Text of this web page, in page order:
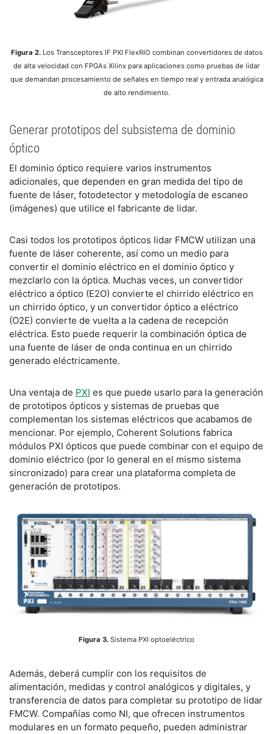
Figura 2.Los Transceptores IF PXI FlexRIO combinan convertidores de datos
de alta velocidad con FPGAs Xilinx para aplicaciones como pruebas de lidar
que demandan procesamiento de señales en tiempo real y entrada analógica
de alto rendimiento.
Generar prototipos del subsistema de dominio
óptico
El dominio óptico requiere varios instrumentos
adicionales, que dependen en gran medida del tipo de
fuente de láser, fotodetector y metodología de escaneo
(imágenes) que utilice el fabricante de lidar.
Casi todos los prototipos ópticos lidar FMCW utilizan una
fuente de láser coherente, así como un medio para
convertir el dominio eléctrico en el dominio óptico y
mezclarlo con la óptica. Muchas veces, un convertidor
eléctrico a óptico (E2O) convierte el chirrido eléctrico en
un chirrido óptico, y un convertidor óptico a eléctrico
(O2E) convierte de vuelta a la cadena de recepción
eléctrica. Esto puede requerir la combinación óptica de
una fuente de láser de onda continua en un chirrido
generado eléctricamente.
Una ventaja de PXI es que puede usarlo para la generación
de prototipos ópticos y sistemas de pruebas que
complementan los sistemas eléctricos que acabamos de
mencionar. Por ejemplo, Coherent Solutions fabrica
módulos PXI ópticos que puede combinar con el equipo de
dominio eléctrico (por lo general en el mismo sistema
sincronizado) para crear una plataforma completa de
generación de prototipos.
Figura 3. Sistema PXI optoeléctrico
Además, deberá cumplir con los requisitos de
alimentación, medidas y control analógicos y digitales, y
transferencia de datos para completar su prototipo de lidar
FMCW. Compañías como NI, que ofrecen instrumentos
modulares en un formato pequeño, pueden administrar